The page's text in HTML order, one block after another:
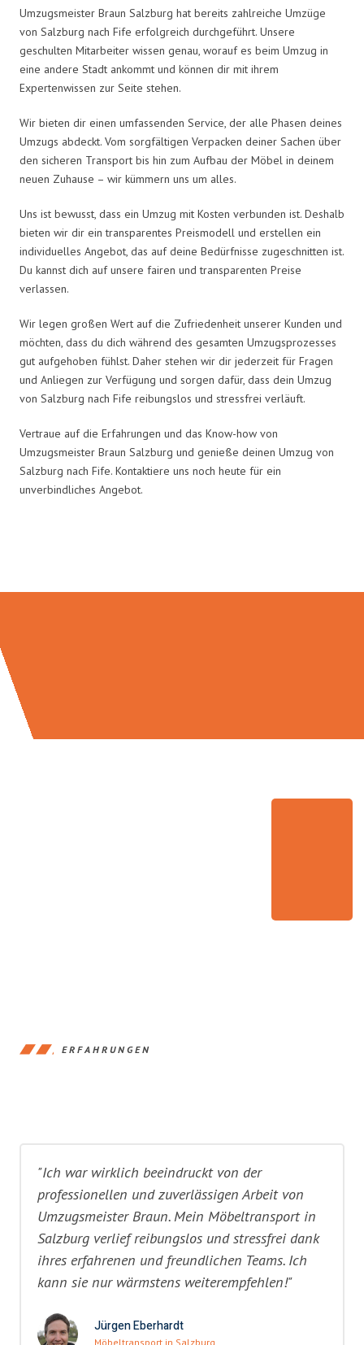
Umzugsmeister Braun Salzburg hat bereits zahlreiche Umzüge
von Salzburg nach Fife erfolgreich durchgeführt. Unsere
geschulten Mitarbeiter wissen genau, worauf es beim Umzug in
eine andere Stadt ankommt und können dir mit ihrem
Expertenwissen zur Seite stehen.
Wir bieten dir einen umfassenden Service, der alle Phasen deines
Umzugs abdeckt. Vom sorgfältigen Verpacken deiner Sachen über
den sicheren Transport bis hin zum Aufbau der Möbel in deinem
neuen Zuhause – wir kümmern uns um alles.
Uns ist bewusst, dass ein Umzug mit Kosten verbunden ist. Deshalb
bieten wir dir ein transparentes Preismodell und erstellen ein
individuelles Angebot, das auf deine Bedürfnisse zugeschnitten ist.
Du kannst dich auf unsere fairen und transparenten Preise
verlassen.
Wir legen großen Wert auf die Zufriedenheit unserer Kunden und
möchten, dass du dich während des gesamten Umzugsprozesses
gut aufgehoben fühlst. Daher stehen wir dir jederzeit für Fragen
und Anliegen zur Verfügung und sorgen dafür, dass dein Umzug
von Salzburg nach Fife reibungslos und stressfrei verläuft.
Vertraue auf die Erfahrungen und das Know-how von
Umzugsmeister Braun Salzburg und genieße deinen Umzug von
Salzburg nach Fife. Kontaktiere uns noch heute für ein
unverbindliches Angebot.
ERFAHRUNGEN
"Ich war wirklich beeindruckt von der
professionellen und zuverlässigen Arbeit von
Umzugsmeister Braun. Mein Möbeltransport in
Salzburg verlief reibungslos und stressfrei dank
ihres erfahrenen und freundlichen Teams. Ich
kann sie nur wärmstens weiterempfehlen!"
Jürgen Eberhardt
Möbeltransport in Salzburg